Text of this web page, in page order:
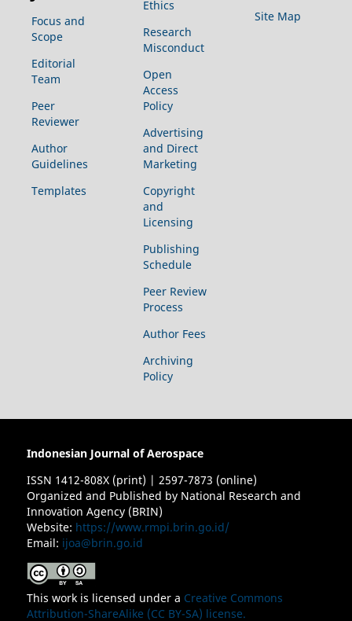
Focus and
Scope
Editorial
Team
Peer
Reviewer
Author
Guidelines
Templates
Ethics
Research
Misconduct
Open
Access
Policy
Advertising
and Direct
Marketing
Copyright
and
Licensing
Publishing
Schedule
Peer Review
Process
Author Fees
Archiving
Policy
Site Map
Indonesian Journal of Aerospace
ISSN 1412-808X (print) | 2597-7873 (online)
Organized and Published by National Research and
Innovation Agency (BRIN)
Website: https://www.rmpi.brin.go.id/
Email: ijoa@brin.go.id
This work is licensed under a Creative Commons
Attribution-ShareAlike (CC BY-SA) license.